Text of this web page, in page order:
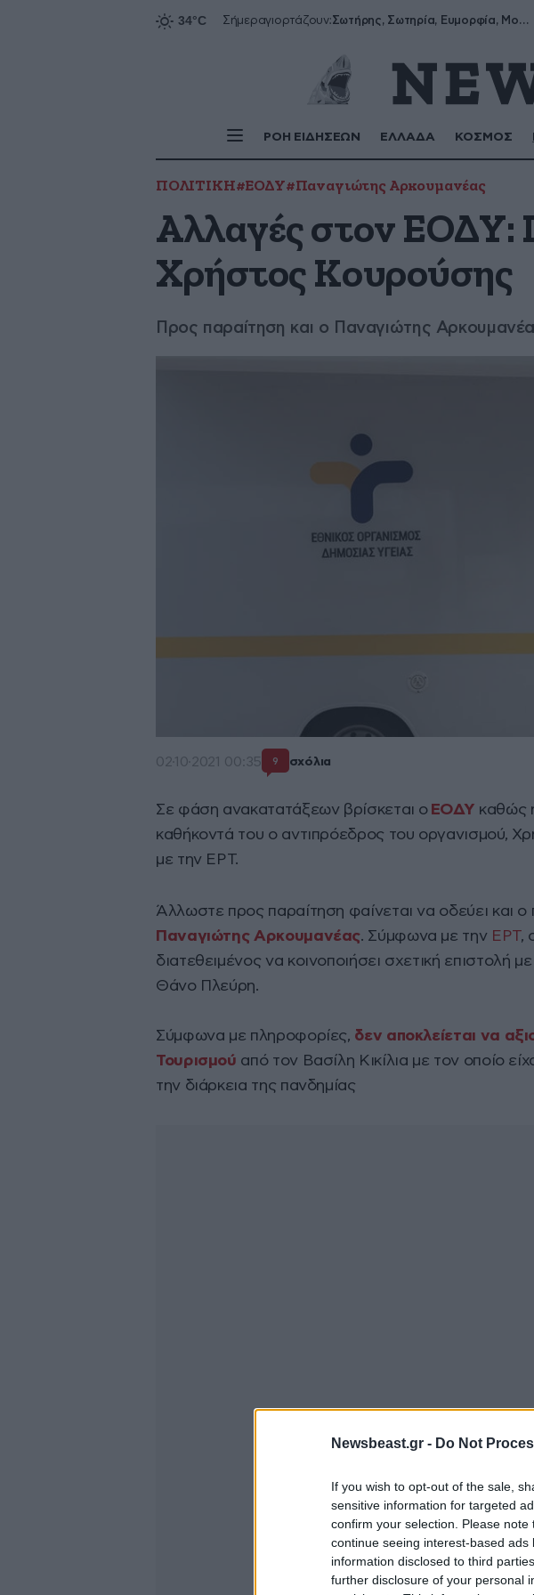
Newsbeast.gr - Do Not
If you wish to opt-out of the sale,
sensitive information for targeted
confirm your selection. Please
continue seeing interest-based
information disclosed to third
further disclosure of your personal
Σήμεραγιορτάζουν: Σωτήρης, Σωτηρία, Ευμορφία, Μορφούλα
ΡΟΗ ΕΙΔΗΣΕΩΝ ΕΛΛΑΔΑ ΚΟΣΜΟΣ
ΠΟΛΙΤΙΚΗ#ΕΟΔΥ#Παναγιώτης Αρκουμανέας
Αλλαγές στον ΕΟΔΥ:
Χρήστος Κουρούσης
Προς παραίτηση και ο Παναγιώτης
02·10·2021 00:35 9 σχόλια
Σε φάση ανακατατάξεων βρίσκεται ο ΕΟΔΥ καθώς
καθήκοντά του ο αντιπρόεδρος του οργανισμού,
με την ΕΡΤ.
Άλλωστε προς παραίτηση φαίνεται να οδεύει και
Παναγιώτης Αρκουμανέας. Σύμφωνα με την ΕΡΤ,
διατεθειμένος να κοινοποιήσει σχετική επιστολή
Θάνο Πλεύρη.
Σύμφωνα με πληροφορίες, δεν αποκλείεται να
Τουρισμού από τον Βασίλη Κικίλια με τον οποίο
την διάρκεια της πανδημίας